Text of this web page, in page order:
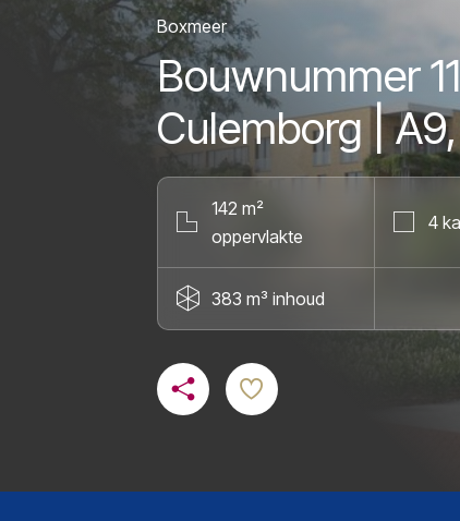
Boxmeer
Bouwnummer
Culemborg |
142 m²
oppervlakte
4
383 m³ inhoud